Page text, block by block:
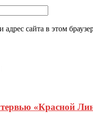
адрес сайта в этом
«Красной